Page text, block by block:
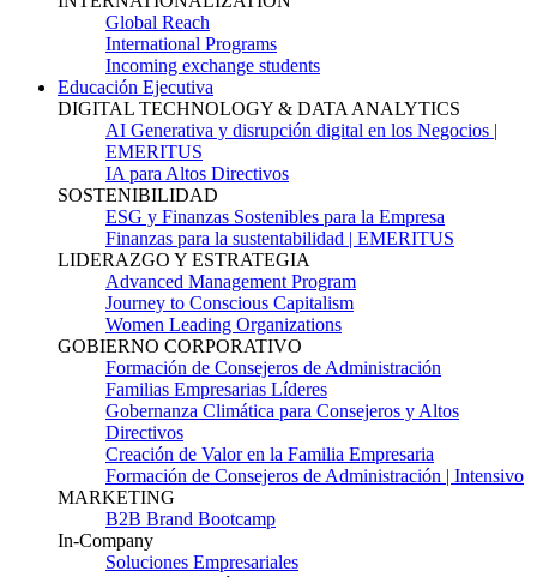
Global Reach
International Programs
Incoming exchange students
Educación Ejecutiva
DIGITAL TECHNOLOGY & DATA ANALYTICS
AI Generativa y disrupción digital en los Negocios |
EMERITUS
IA para Altos Directivos
SOSTENIBILIDAD
ESG y Finanzas Sostenibles para la Empresa
Finanzas para la sustentabilidad | EMERITUS
LIDERAZGO Y ESTRATEGIA
Advanced Management Program
Journey to Conscious Capitalism
Women Leading Organizations
GOBIERNO CORPORATIVO
Formación de Consejeros de Administración
Familias Empresarias Líderes
Gobernanza Climática para Consejeros y Altos
Directivos
Creación de Valor en la Familia Empresaria
Formación de Consejeros de Administración | Intensivo
MARKETING
B2B Brand Bootcamp
In-Company
Soluciones Empresariales